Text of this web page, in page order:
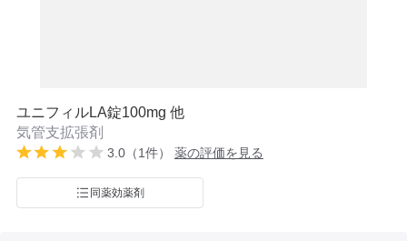
ユニフィルLA錠100mg 他
気管支拡張剤
3.0（1件） 薬の評価を見る
同薬効薬剤